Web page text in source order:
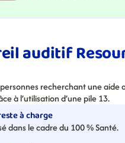
auditif
personnes recherchant une
à l’utilisation d’une pile 13.
à charge
dans le cadre du 100 % Santé.